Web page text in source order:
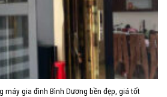
máy gia đình Bình Dương bền đẹp, giá tốt